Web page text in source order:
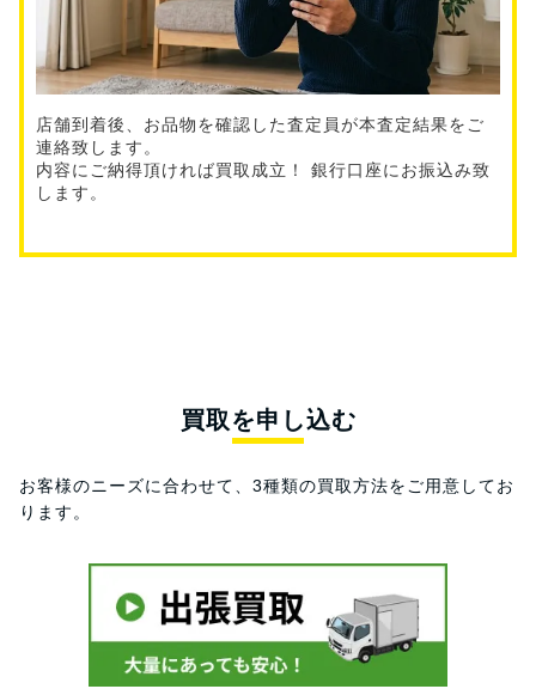
店舗到着後、お品物を確認した査定員が本査定結果をご
連絡致します。
内容にご納得頂ければ買取成立！ 銀行口座にお振込み致
します。
買取を申し込む
お客様のニーズに合わせて、3種類の買取方法をご用意してお
ります。